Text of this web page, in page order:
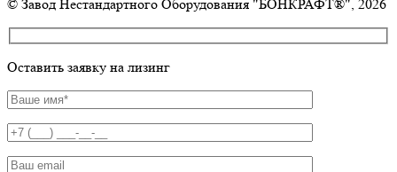
© Завод Нестандартного Оборудования "БОНКРАФТ®", 2026
Оставить заявку на лизинг